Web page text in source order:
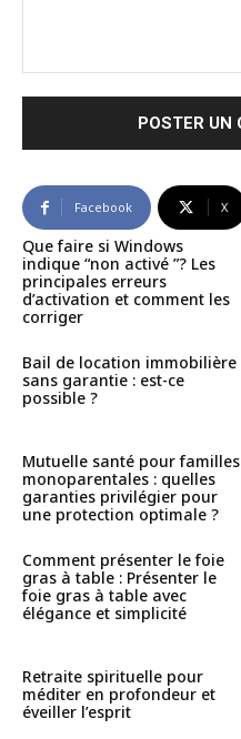
Facebook X
Que faire si Windows
indique “non activé ”? Les
principales erreurs
d’activation et comment les
corriger
Bail de location immobilière
sans garantie : est-ce
possible ?
Mutuelle santé pour familles
monoparentales : quelles
garanties privilégier pour
une protection optimale ?
Comment présenter le foie
gras à table : Présenter le
foie gras à table avec
élégance et simplicité
Retraite spirituelle pour
méditer en profondeur et
éveiller l’esprit